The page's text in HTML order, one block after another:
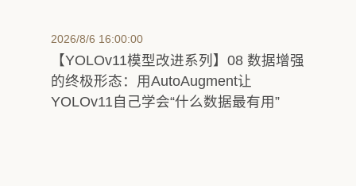
2026/8/6 16:00:00
【YOLOv11模型改进系列】08 数据增强
的终极形态：用AutoAugment让
YOLOv11自己学会“什么数据最有用”